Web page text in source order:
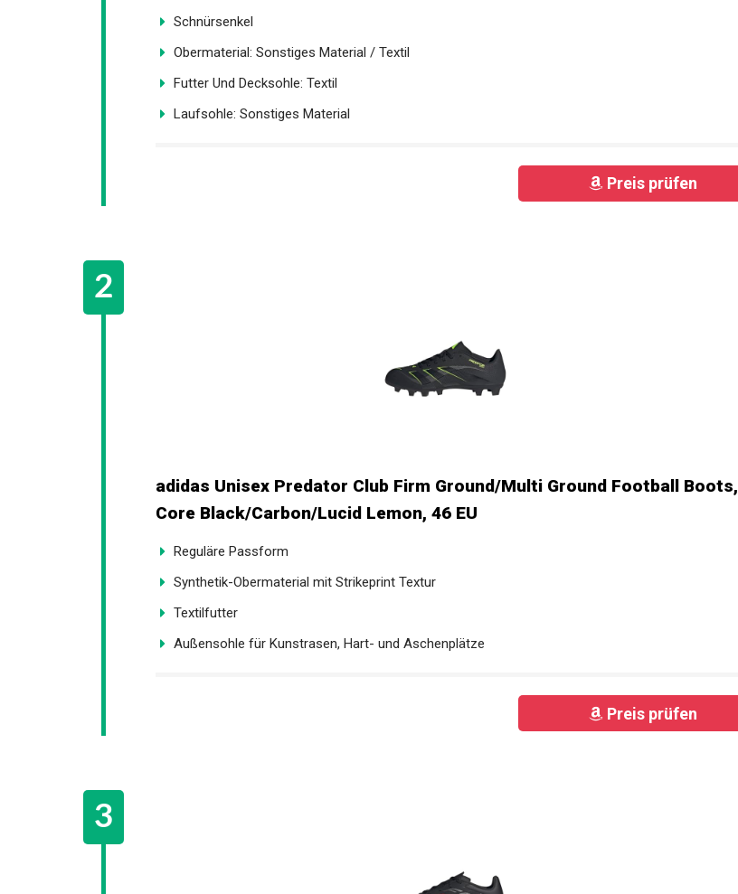
Schnürsenkel
Obermaterial: Sonstiges Material / Textil
Futter Und Decksohle: Textil
Laufsohle: Sonstiges Material
Preis prüfen
adidas Unisex Predator Club Firm Ground/Multi Ground Football Boots,
Core Black/Carbon/Lucid Lemon, 46 EU
Reguläre Passform
Synthetik-Obermaterial mit Strikeprint Textur
Textilfutter
Außensohle für Kunstrasen, Hart- und Aschenplätze
Preis prüfen